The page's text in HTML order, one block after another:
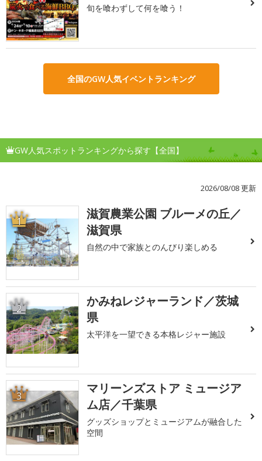
旬を喰わずして何を喰う！
全国のGW人気イベントランキング
GW人気スポットランキングから探す【全国】
2026/08/08 更新
1
滋賀農業公園 ブルーメの丘／
滋賀県
自然の中で家族とのんびり楽しめる
2
かみねレジャーランド／茨城
県
太平洋を一望できる本格レジャー施設
3
マリーンズストア ミュージア
ム店／千葉県
グッズショップとミュージアムが融合した
空間